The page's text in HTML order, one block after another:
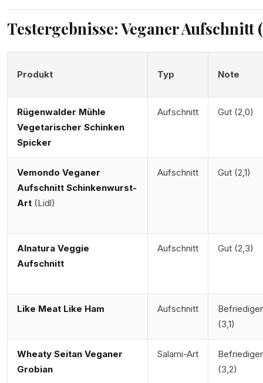
Testergebnisse: Veganer
Produkt Typ Note
Rügenwalder Mühle
Vegetarischer Schinken
Spicker
Aufschnitt Gut (2,0)
Vemondo Veganer
Aufschnitt Schinkenwurst-
Art (Lidl)
Aufschnitt Gut (2,1)
Alnatura Veggie
Aufschnitt
Aufschnitt Gut (2,3)
Like Meat Like Ham Aufschnitt
(3,1)
Wheaty Seitan Veganer
Grobian
Salami-Art
(3,2)